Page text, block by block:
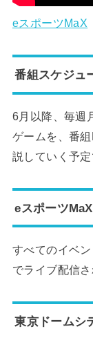
eスポーツMaX
番組スケジュ
6月以降、毎週
ゲームを、番
説していく予定
eスポーツ
すべてのイベ
でライブ配信
東京ドームシ